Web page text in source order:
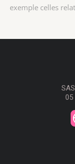
exemple celles
05